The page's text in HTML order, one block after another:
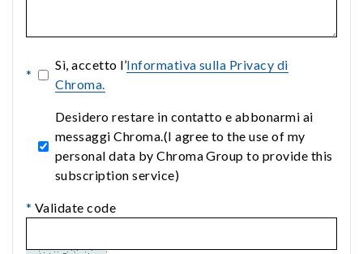
*
Sì, accetto l’Informativa sulla Privacy di
Chroma.
Desidero restare in contatto e abbonarmi ai
messaggi Chroma.(I agree to the use of my
personal data by Chroma Group to provide this
subscription service)
* Validate code